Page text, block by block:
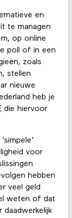
en
te managen
op online
poll of in een
zoals
stellen
nieuwe
heb je
die hiervoor
'simpele'
voor
hebben
veel geld
weten of dat
daadwerkelijk